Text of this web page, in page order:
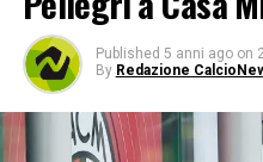
Published 5 anni ago on
By Redazione